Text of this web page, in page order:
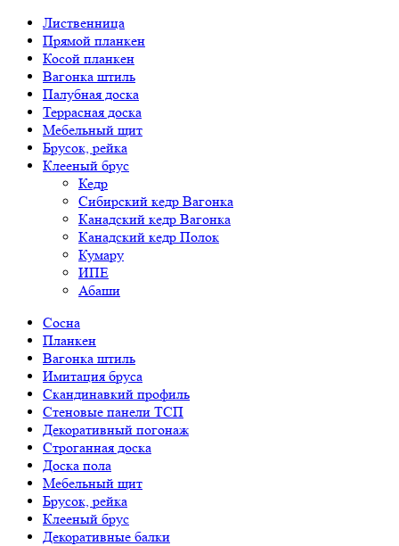
Лиственница
Прямой планкен
Косой планкен
Вагонка штиль
Палубная доска
Террасная доска
Мебельный щит
Брусок, рейка
Клееный брус
Кедр
Сибирский кедр Вагонка
Канадский кедр Вагонка
Канадский кедр Полок
Кумару
ИПЕ
Абаши
Сосна
Планкен
Вагонка штиль
Имитация бруса
Скандинавкий профиль
Стеновые панели ТСП
Декоративный погонаж
Строганная доска
Доска пола
Мебельный щит
Брусок, рейка
Клееный брус
Декоративные балки